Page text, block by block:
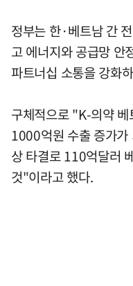
정부는 한·베트남 간
고 에너지와 공급망 안
파트너십 소통을 강화
구체적으로 "K-의약
1000억원 수출 증가가
상 타결로 110억달러
것"이라고 했다.